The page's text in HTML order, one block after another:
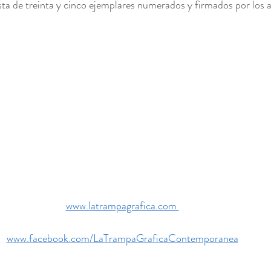
de treinta y cinco ejemplares numerados y firmados por los
www.latrampagrafica.com
www.facebook.com/LaTrampaGraficaContemporanea